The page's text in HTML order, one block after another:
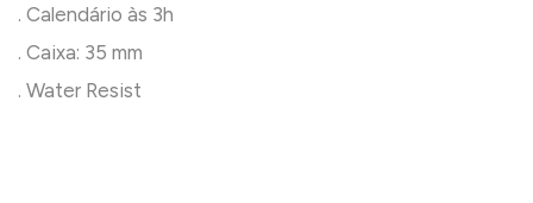
. Calendário às 3h
. Caixa: 35 mm
. Water Resist